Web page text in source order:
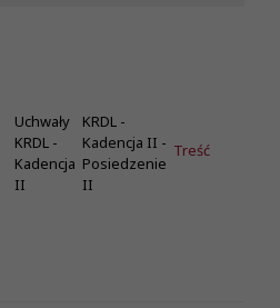
Uchwały
KRDL -
Kadencja
II
KRDL -
Kadencja II -
Posiedzenie
II
Treść